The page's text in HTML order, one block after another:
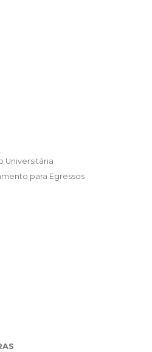
Universitária
para Egressos